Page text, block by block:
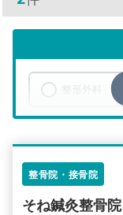
整骨院・接骨院
そね鍼灸整骨院